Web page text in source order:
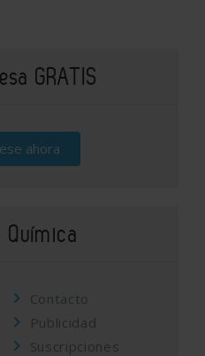
GRATIS
ahora
Contacto
Publicidad
Suscripciones